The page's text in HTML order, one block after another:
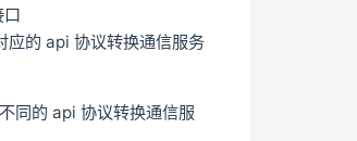
应的 api 协议转换通信服务
同的 api 协议转换通信服